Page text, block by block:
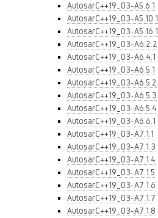
AutosarC++19_03-A5.6.1
AutosarC++19_03-A5.10.1
AutosarC++19_03-A5.16.1
AutosarC++19_03-A6.2.2
AutosarC++19_03-A6.4.1
AutosarC++19_03-A6.5.1
AutosarC++19_03-A6.5.2
AutosarC++19_03-A6.5.3
AutosarC++19_03-A6.5.4
AutosarC++19_03-A6.6.1
AutosarC++19_03-A7.1.1
AutosarC++19_03-A7.1.3
AutosarC++19_03-A7.1.4
AutosarC++19_03-A7.1.5
AutosarC++19_03-A7.1.6
AutosarC++19_03-A7.1.7
AutosarC++19_03-A7.1.8